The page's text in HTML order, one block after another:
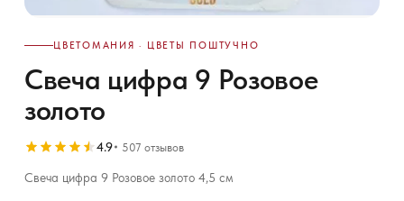
ЦВЕТОМАНИЯ · ЦВЕТЫ ПОШТУЧНО
Свеча цифра 9 Розовое
золото
4.9 507 отзывов
Свеча цифра 9 Розовое золото 4,5 см